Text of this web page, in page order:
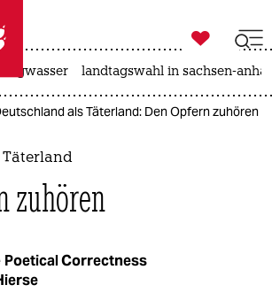
taz zahl ich
taz zahl ich

taz zahl ich
landtagswahl in sachsen-
als Täterland: Den Opfern zuhören
Täterland
zuhören
Poetical Correctness